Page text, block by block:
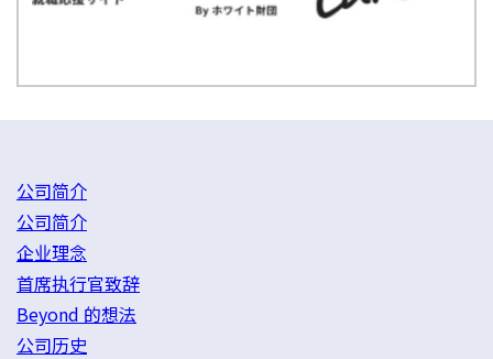
公司简介
公司简介
企业理念
首席执行官致辞
Beyond 的想法
公司历史